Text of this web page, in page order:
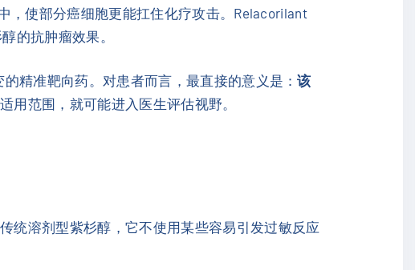
，使部分癌细胞更能扛住化疗攻击。Relacorilant
的抗肿瘤效果。
精准靶向药。对患者而言，最直接的意义是：该
用范围，就可能进入医生评估视野。
统溶剂型紫杉醇，它不使用某些容易引发过敏反应